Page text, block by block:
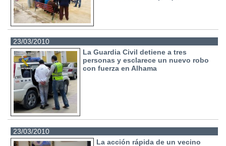
23/03/2010
La Guardia Civil detiene a tres
personas y esclarece un nuevo robo
con fuerza en Alhama
23/03/2010
La acción rápida de un vecino